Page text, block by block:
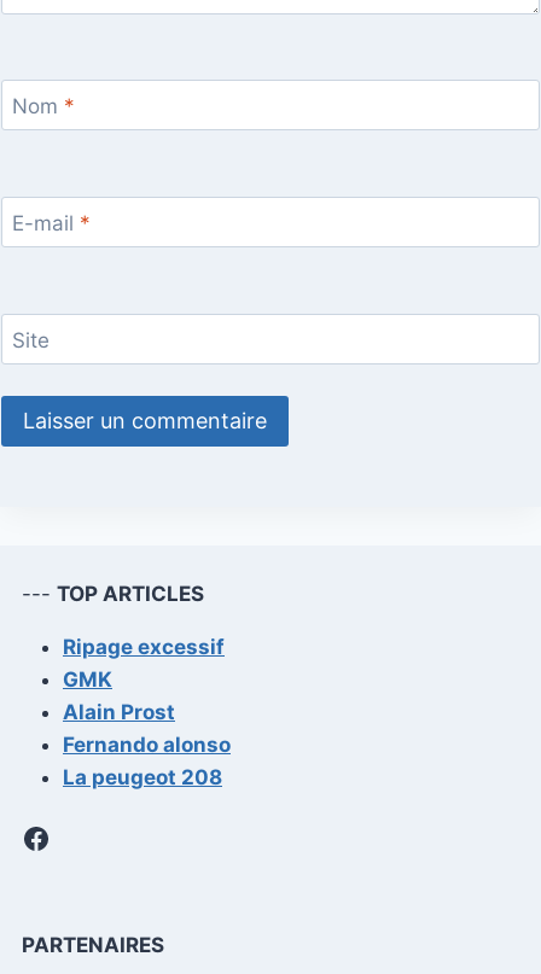
Nom *
E-mail *
Site
--- TOP ARTICLES
Ripage excessif
GMK
Alain Prost
Fernando alonso
La peugeot 208
Facebook
PARTENAIRES